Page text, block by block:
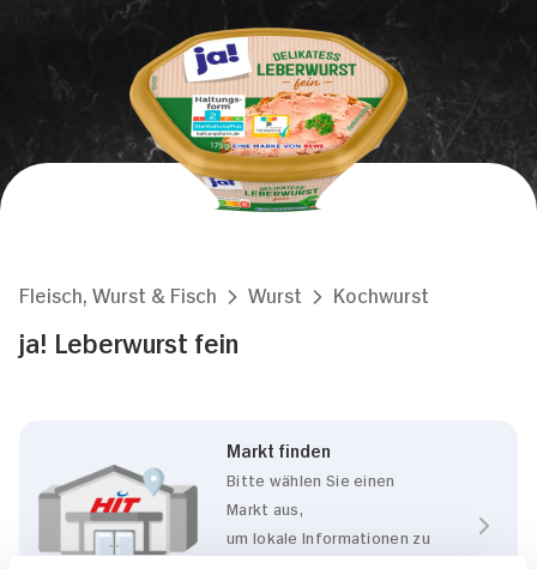
Fleisch, Wurst & Fisch Wurst Kochwurst
ja! Leberwurst fein
Markt finden
Bitte wählen Sie einen
Markt aus,
um lokale Informationen zu